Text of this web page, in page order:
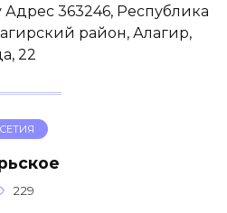
363246, Республика
район, Алагир,
22
229